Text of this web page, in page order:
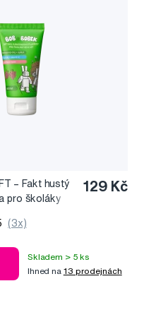
– Fakt hustý
pro školáky
129 Kč
(3x)
Skladem > 5 ks
Ihned na 13 prodejnách